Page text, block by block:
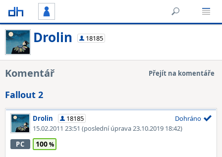
Drolin 18185
Komentář Přejít na komentáře
Fallout 2
Drolin
18185
15.02.2011 23:51 (poslední úprava 23.10.2019 18:42)
Dohráno
PC 100